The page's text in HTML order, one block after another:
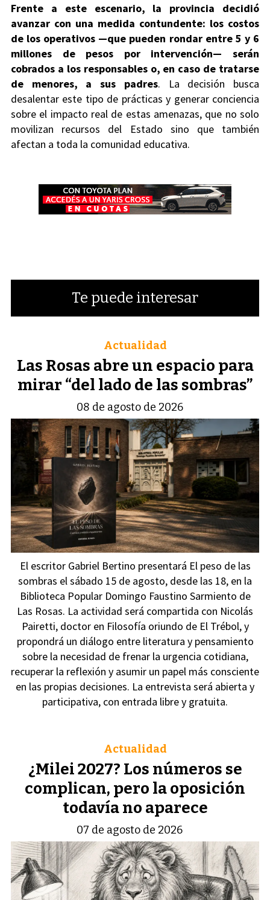
Frente a este escenario, la provincia decidió
avanzar con una medida contundente: los costos
de los operativos —que pueden rondar entre 5 y 6
millones de pesos por intervención— serán
cobrados a los responsables o, en caso de tratarse
de menores, a sus padres. La decisión busca
desalentar este tipo de prácticas y generar conciencia
sobre el impacto real de estas amenazas, que no solo
movilizan recursos del Estado sino que también
afectan a toda la comunidad educativa.
Te puede interesar
Las Rosas abre un espacio para
mirar “del lado de las sombras”
Actualidad
08 de agosto de 2026
El escritor Gabriel Bertino presentará El peso de las
sombras el sábado 15 de agosto, desde las 18, en la
Biblioteca Popular Domingo Faustino Sarmiento de
Las Rosas. La actividad será compartida con Nicolás
Pairetti, doctor en Filosofía oriundo de El Trébol, y
propondrá un diálogo entre literatura y pensamiento
sobre la necesidad de frenar la urgencia cotidiana,
recuperar la reflexión y asumir un papel más consciente
en las propias decisiones. La entrevista será abierta y
participativa, con entrada libre y gratuita.
¿Milei 2027? Los números se
complican, pero la oposición
todavía no aparece
Actualidad
07 de agosto de 2026